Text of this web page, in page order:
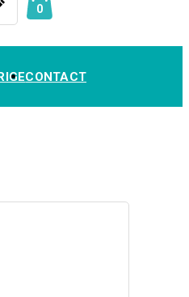
0
CONTACT